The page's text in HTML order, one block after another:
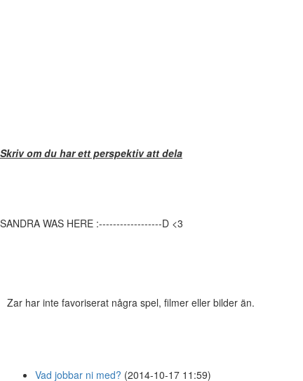
Skriv om du har ett perspektiv att dela
SANDRA WAS HERE :------------------D <3
Zar har inte favoriserat några spel, filmer eller bilder än.
Vad jobbar ni med? (2014-10-17 11:59)